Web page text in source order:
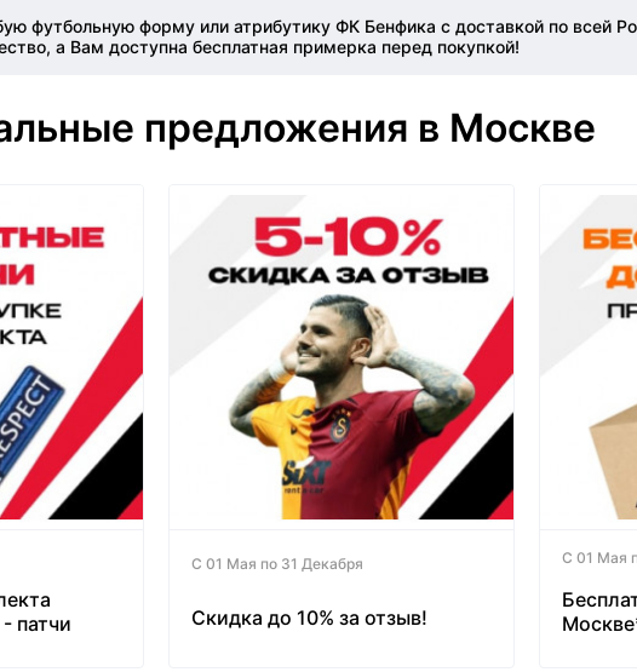
футбольную форму или атрибутику ФК Бенфика с доставкой по всей
а Вам доступна бесплатная примерка перед покупкой!
предложения в Москве
патчи
С 01 Мая по 31 Декабря
Скидка до 10% за отзыв!
С 01 Мая